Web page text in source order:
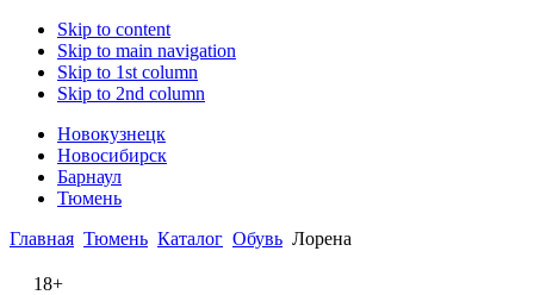
Skip to content
Skip to main navigation
Skip to 1st column
Skip to 2nd column
Новокузнецк
Новосибирск
Барнаул
Тюмень
Главная Тюмень Каталог Обувь Лорена
18+